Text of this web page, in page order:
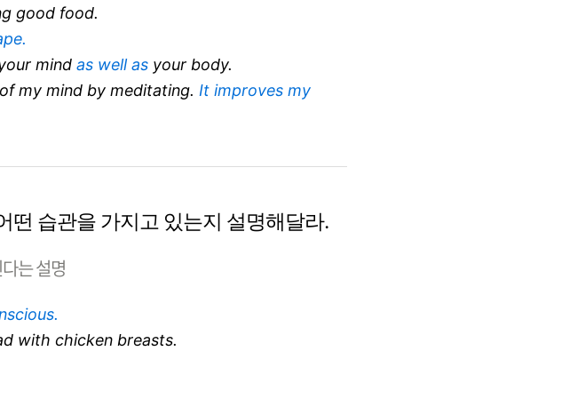
good food.
mind as well as your body.
my mind by meditating. It improves my
떤 습관을 가지고 있는지 설명해달라.
는 설명
with chicken breasts.